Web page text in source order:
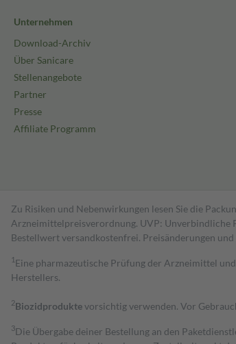
Unternehmen
Download-Archiv
Über Sanicare
Stellenangebote
Partner
Presse
Affiliate Programm
Zu Risiken und Nebenwirkungen lesen Sie die
Arzneimittelpreisverordnung. UVP: Unverbindliche
Bestell­wert versand­kosten­frei. Preisänderungen
1 Eine pharmazeutische Prüfung der Arzneimittel
Herstellers.
2Biozidproduktevorsichtig verwenden. Vor
3Die Übergabe deiner Bestellung an den